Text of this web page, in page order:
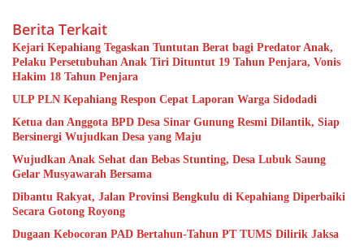
Berita Terkait
Kejari Kepahiang Tegaskan Tuntutan Berat bagi Predator Anak,
Pelaku Persetubuhan Anak Tiri Dituntut 19 Tahun Penjara, Vonis
Hakim 18 Tahun Penjara
ULP PLN Kepahiang Respon Cepat Laporan Warga Sidodadi
Ketua dan Anggota BPD Desa Sinar Gunung Resmi Dilantik, Siap
Bersinergi Wujudkan Desa yang Maju
Wujudkan Anak Sehat dan Bebas Stunting, Desa Lubuk Saung
Gelar Musyawarah Bersama
Dibantu Rakyat, Jalan Provinsi Bengkulu di Kepahiang Diperbaiki
Secara Gotong Royong
Dugaan Kebocoran PAD Bertahun-Tahun PT TUMS Dilirik Jaksa